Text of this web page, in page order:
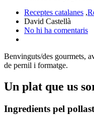
Receptes catalanes ,
David Castellà
No hi ha comentaris
Benvinguts/des gourmets,
de pernil i formatge.
Un plat que us
Ingredients pel